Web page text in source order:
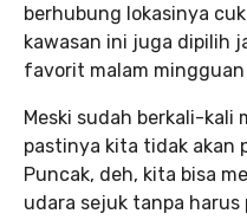
berhubung lokasinya
kawasan ini juga dipilih
favorit malam mingguan
Meski sudah berkali-kali
pastinya kita tidak akan
Puncak, deh, kita bisa
udara sejuk tanpa